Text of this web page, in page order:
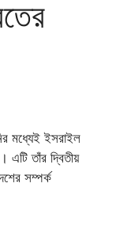
মধ্যেই ইসরাইল
এটি তাঁর দ্বিতীয়
সম্পর্ক